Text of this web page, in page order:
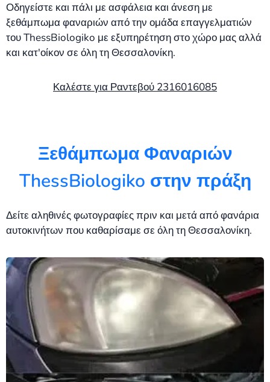
Οδηγείστε και πάλι με ασφάλεια και άνεση με
ξεθάμπωμα φαναριών από την ομάδα επαγγελματιών
του ThessBiologiko με εξυπηρέτηση στο χώρο μας αλλά
και κατ'οίκον σε όλη τη Θεσσαλονίκη.
Καλέστε για Ραντεβού 2316016085
Ξεθάμπωμα Φαναριών
ThessBiologiko στην πράξη
Δείτε αληθινές φωτογραφίες πριν και μετά από φανάρια
αυτοκινήτων που καθαρίσαμε σε όλη τη Θεσσαλονίκη.